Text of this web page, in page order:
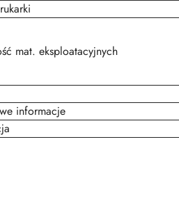
mat. eksploatacyjnych
informacje